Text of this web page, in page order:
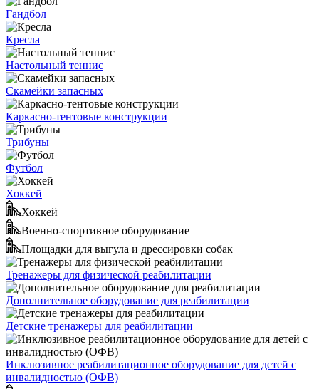
Гандбол
Кресла
Настольный теннис
Скамейки запасных
Каркасно-тентовые конструкции
Трибуны
Футбол
Хоккей
Хоккей
Военно-спортивное оборудование
Площадки для выгула и дрессировки собак
Тренажеры для физической реабилитации
Дополнительное оборудование для реабилитации
Детские тренажеры для реабилитации
Инклюзивное реабилитационное оборудование для детей с
инвалидностью (ОФВ)